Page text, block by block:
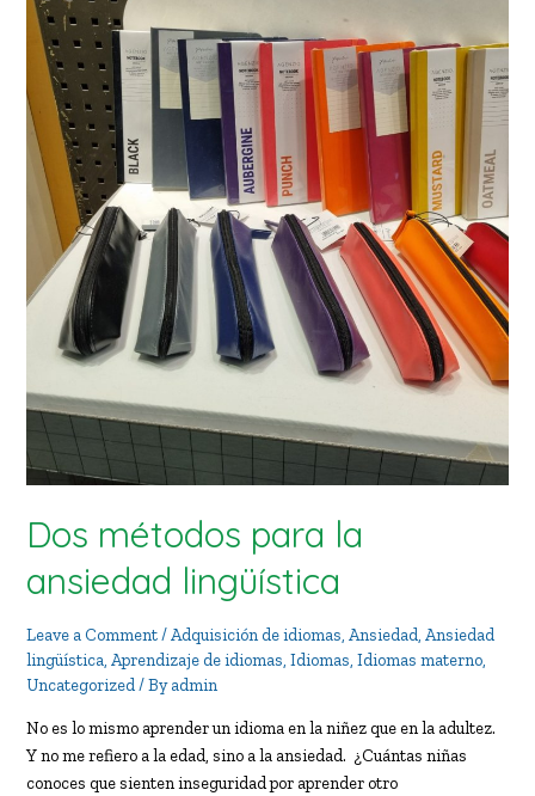
Dos métodos para la
ansiedad lingüística
Leave a Comment/Adquisición de idiomas,Ansiedad,Ansiedad
lingüística,Aprendizaje de idiomas,Idiomas,Idiomas materno,
Uncategorized/ Byadmin
No es lo mismo aprender un idioma en la niñez que en la adultez.
Y no me refiero a la edad, sino a la ansiedad. ¿Cuántas niñas
conoces que sienten inseguridad por aprender otro